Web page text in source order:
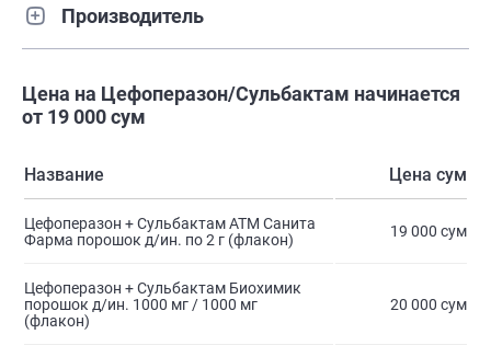
Производитель
Цена на Цефоперазон/Сульбактам начинается
от 19 000 сум
Название Цена сум
Цефоперазон + Сульбактам АТМ Санита
Фарма порошок д/ин. по 2 г (флакон)
19 000 сум
Цефоперазон + Сульбактам Биохимик
порошок д/ин. 1000 мг / 1000 мг
(флакон)
20 000 сум